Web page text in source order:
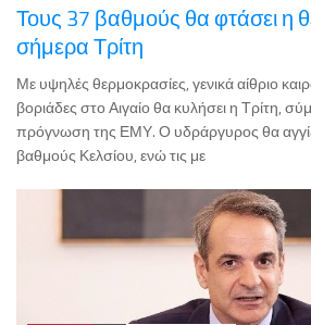
Τους 37 βαθμούς θα φτάσει η
σήμερα Τρίτη
Με υψηλές θερμοκρασίες, γενικά αίθριο
βοριάδες στο Αιγαίο θα κυλήσει η Τρίτη,
πρόγνωση της ΕΜΥ. Ο υδράργυρος θα
βαθμούς Κελσίου, ενώ τις με